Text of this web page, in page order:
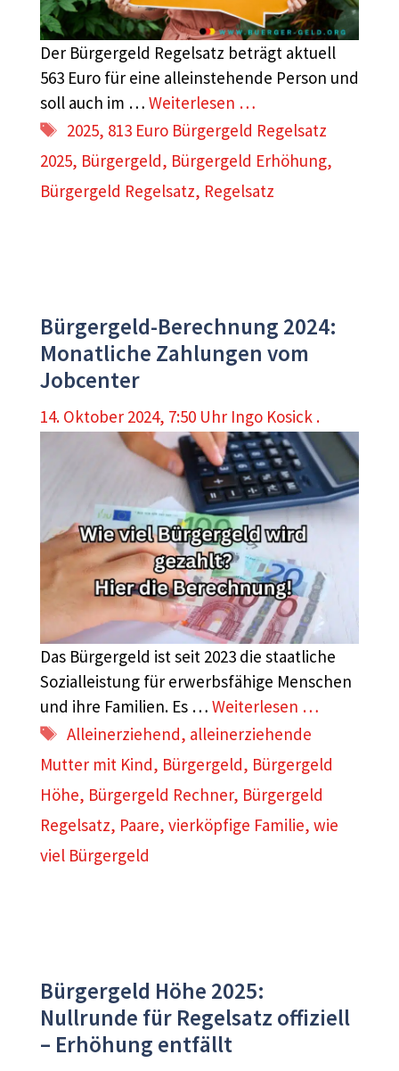
Der Bürgergeld Regelsatz beträgt aktuell
563 Euro für eine alleinstehende Person und
soll auch im … Weiterlesen …
Schlagwörter
2025, 813 Euro Bürgergeld Regelsatz
2025, Bürgergeld, Bürgergeld Erhöhung,
Bürgergeld Regelsatz, Regelsatz
Bürgergeld-Berechnung 2024:
Monatliche Zahlungen vom
Jobcenter
14. Oktober 2024, 7:50 Uhr Ingo Kosick .
Das Bürgergeld ist seit 2023 die staatliche
Sozialleistung für erwerbsfähige Menschen
und ihre Familien. Es … Weiterlesen …
Schlagwörter
Alleinerziehend, alleinerziehende
Mutter mit Kind, Bürgergeld, Bürgergeld
Höhe, Bürgergeld Rechner, Bürgergeld
Regelsatz, Paare, vierköpfige Familie, wie
viel Bürgergeld
Bürgergeld Höhe 2025:
Nullrunde für Regelsatz offiziell
– Erhöhung entfällt